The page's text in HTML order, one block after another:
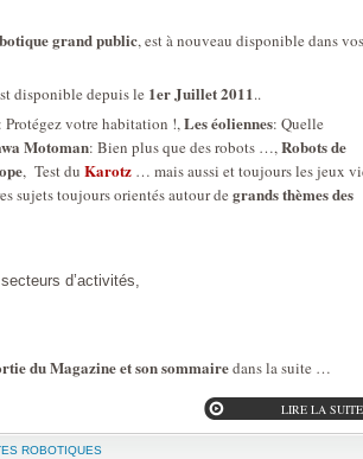
grand public, est à nouveau disponible dans vos
disponible depuis le 1er Juillet 2011..
: Protégez votre habitation !,Les éoliennes: Quelle
Motoman: Bien plus que des robots …,Robots de
, Test du Karotz … mais aussi et toujours les jeux
sujets toujours orientés autour de grands thèmes des
d’activités,
du Magazine et son sommairedans la suite …
LIRE LA
ROBOTIQUES